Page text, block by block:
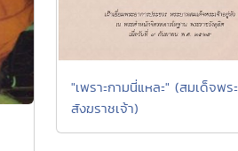
"เพราะกามนี่แหละ" (สมเด็จพระ
สังฆราชเจ้า)